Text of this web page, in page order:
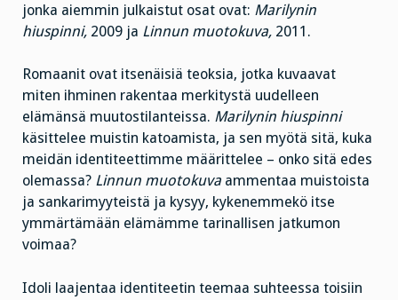
jonka aiemmin julkaistut osat ovat: Marilynin
hiuspinni, 2009 ja Linnun muotokuva, 2011.
Romaanit ovat itsenäisiä teoksia, jotka kuvaavat
miten ihminen rakentaa merkitystä uudelleen
elämänsä muutostilanteissa. Marilynin hiuspinni
käsittelee muistin katoamista, ja sen myötä sitä, kuka
meidän identiteettimme määrittelee – onko sitä edes
olemassa? Linnun muotokuva ammentaa muistoista
ja sankarimyyteistä ja kysyy, kykenemmekö itse
ymmärtämään elämämme tarinallisen jatkumon
voimaa?
Idoli laajentaa identiteetin teemaa suhteessa toisiin